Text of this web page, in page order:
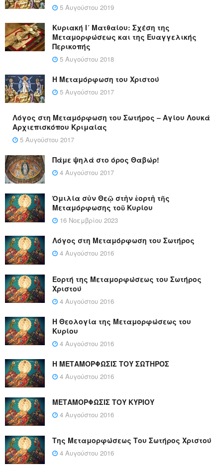
5 Αυγούστου 2019
Κυριακή Ι´ Ματθαίου: Σχέση της
Μεταμορφώσεως και της Ευαγγελικής
Περικοπής
5 Αυγούστου 2018
Η Μεταμόρφωση του Χριστού
5 Αυγούστου 2017
Λόγος στη Μεταμόρφωση του Σωτήρος – Αγίου Λουκά
Αρχιεπισκόπου Κριμαίας
5 Αυγούστου 2017
Πάμε ψηλά στο όρος Θαβώρ!
4 Αυγούστου 2017
Ὁμιλία σὺν Θεῷ στὴν ἑορτὴ τῆς
Μεταμόρφωσης τοῦ Κυρίου
16 Νοεμβρίου 2023
Λόγος στη Μεταμόρφωση του Σωτήρος
4 Αυγούστου 2016
Εορτή της Μεταμορφώσεως του Σωτήρος
Χριστού
4 Αυγούστου 2016
Η Θεολογία της Μεταμορφώσεως του
Κυρίου
4 Αυγούστου 2016
Η ΜΕΤΑΜΟΡΦΩΣΙΣ ΤΟΥ ΣΩΤΗΡΟΣ
4 Αυγούστου 2016
ΜΕΤΑΜΟΡΦΩΣΙΣ ΤΟΥ ΚΥΡΙΟΥ
4 Αυγούστου 2016
Της Μεταμορφώσεως Του Σωτήρος Χριστού
4 Αυγούστου 2016